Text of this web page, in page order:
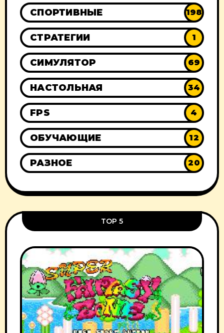
СПОРТИВНЫЕ 198
СТРАТЕГИИ 1
СИМУЛЯТОР 69
НАСТОЛЬНАЯ 34
FPS 4
ОБУЧАЮЩИЕ 12
РАЗНОЕ 20
TOP 5